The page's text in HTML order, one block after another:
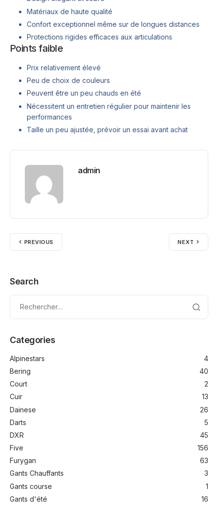
Matériaux de haute qualité
Confort exceptionnel même sur de longues distances
Protections rigides efficaces aux articulations
Points faible
Prix relativement élevé
Peu de choix de couleurs
Peuvent être un peu chauds en été
Nécessitent un entretien régulier pour maintenir les
performances
Taille un peu ajustée, prévoir un essai avant achat
admin
PREVIOUS NEXT
Search
Categories
Alpinestars
4
Bering
40
Court
2
Cuir
13
Dainese
26
Darts
5
DXR
45
Five
156
Furygan
63
Gants Chauffants
3
Gants course
1
Gants d'été
16